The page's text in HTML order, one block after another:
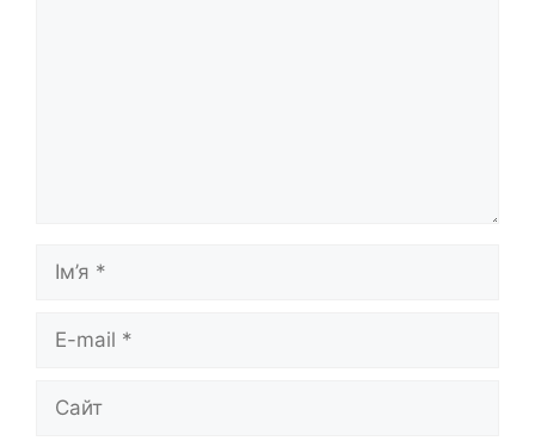
mail